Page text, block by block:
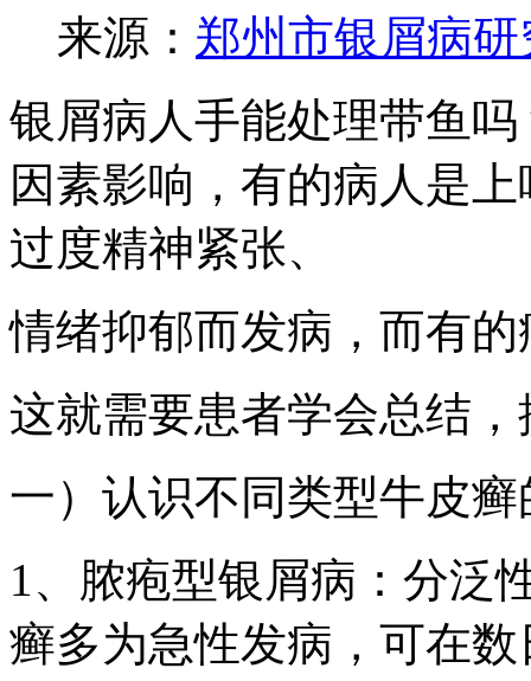
来源： 郑州市银屑病研
银屑病人手能处理带鱼
因素影响，有的病人是
过度精神紧张、
情绪抑郁而发病，而有
这就需要患者学会总结
一）认识不同类型牛皮
1、脓疱型银屑病：分泛
癣多为急性发病，可在